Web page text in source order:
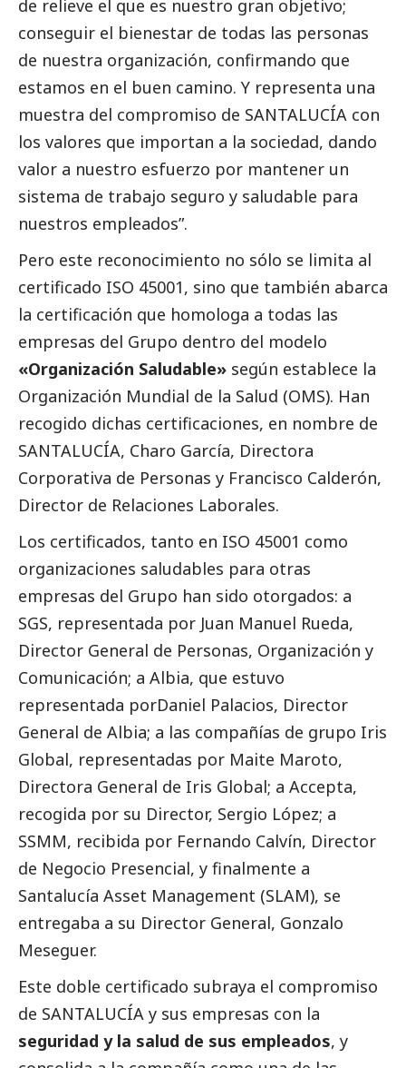
de relieve el que es nuestro gran objetivo;
conseguir el bienestar de todas las personas
de nuestra organización, confirmando que
estamos en el buen camino. Y representa una
muestra del compromiso de SANTALUCÍA con
los valores que importan a la sociedad, dando
valor a nuestro esfuerzo por mantener un
sistema de trabajo seguro y saludable para
nuestros empleados”.
Pero este reconocimiento no sólo se limita al
certificado ISO 45001, sino que también abarca
la certificación que homologa a todas las
empresas del Grupo dentro del modelo
«Organización Saludable» según establece la
Organización Mundial de la Salud (OMS). Han
recogido dichas certificaciones, en nombre de
SANTALUCÍA, Charo García, Directora
Corporativa de Personas y Francisco Calderón,
Director de Relaciones Laborales.
Los certificados, tanto en ISO 45001 como
organizaciones saludables para otras
empresas del Grupo han sido otorgados: a
SGS, representada por Juan Manuel Rueda,
Director General de Personas, Organización y
Comunicación; a Albia, que estuvo
representada porDaniel Palacios, Director
General de Albia; a las compañías de grupo Iris
Global, representadas por Maite Maroto,
Directora General de Iris Global; a Accepta,
recogida por su Director, Sergio López; a
SSMM, recibida por Fernando Calvín, Director
de Negocio Presencial, y finalmente a
Santalucía Asset Management (SLAM), se
entregaba a su Director General, Gonzalo
Meseguer.
Este doble certificado subraya el compromiso
de SANTALUCÍA y sus empresas con la
seguridad y la salud de sus empleados, y